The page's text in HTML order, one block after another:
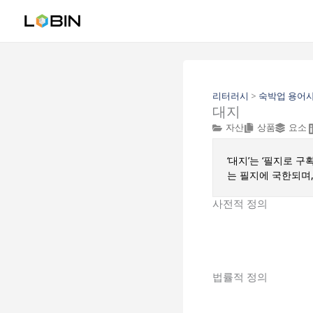
리터러시 > 숙박업 용어
대지
자산 상품 요소
‘대지’는 ‘필지로
는 필지에 국한되
사전적 정의
법률적 정의